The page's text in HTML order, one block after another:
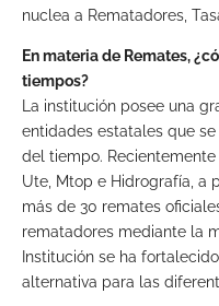
nuclea a Rematadores,
En materia de Remates,
tiempos?
La institución posee una
entidades estatales que
del tiempo.
Ute, Mtop e Hidrografía, a
más de 30 remates
rematadores mediante la
Institución se ha
alternativa para las